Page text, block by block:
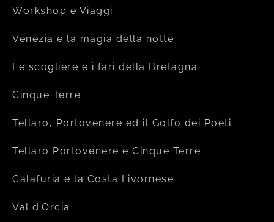
Workshop e Viaggi
Venezia e la magia della notte
Le scogliere e i fari della Bretagna
Cinque Terre
Tellaro, Portovenere ed il Golfo dei Poeti
Tellaro Portovenere e Cinque Terre
Calafuria e la Costa Livornese
Val d’Orcia